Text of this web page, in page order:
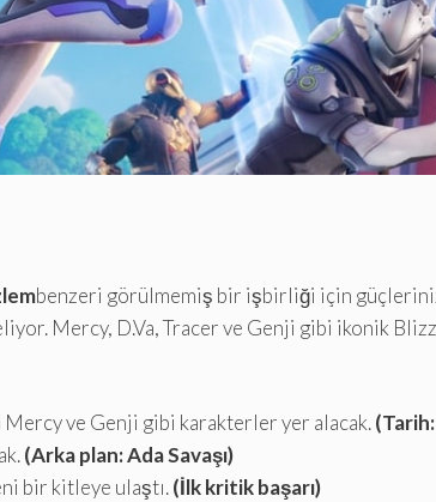
benzeri görülmemiş bir işbirliği için
Mercy, D.Va, Tracer ve Genji gibi ikonik
ve Genji gibi karakterler yer alacak.
(Arka plan: Ada Savaşı)
bir kitleye ulaştı.(İlk kritik başarı)